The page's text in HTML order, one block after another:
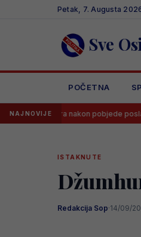
Petak, 7. Augusta
Sve
POČETNA
NAJNOVIJE
nakon pobjede poslao jasnu
ISTAKNUTE
Redakcija Sop·14/09/